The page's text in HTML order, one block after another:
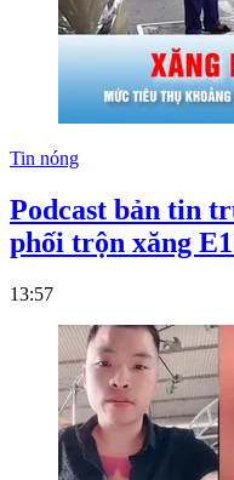
Tin nóng
Podcast bản tin
phối trộn xăng
13:57